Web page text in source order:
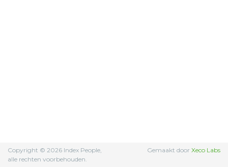
Copyright © 2026 Index People,
alle rechten voorbehouden.
Gemaakt door Xeco Labs